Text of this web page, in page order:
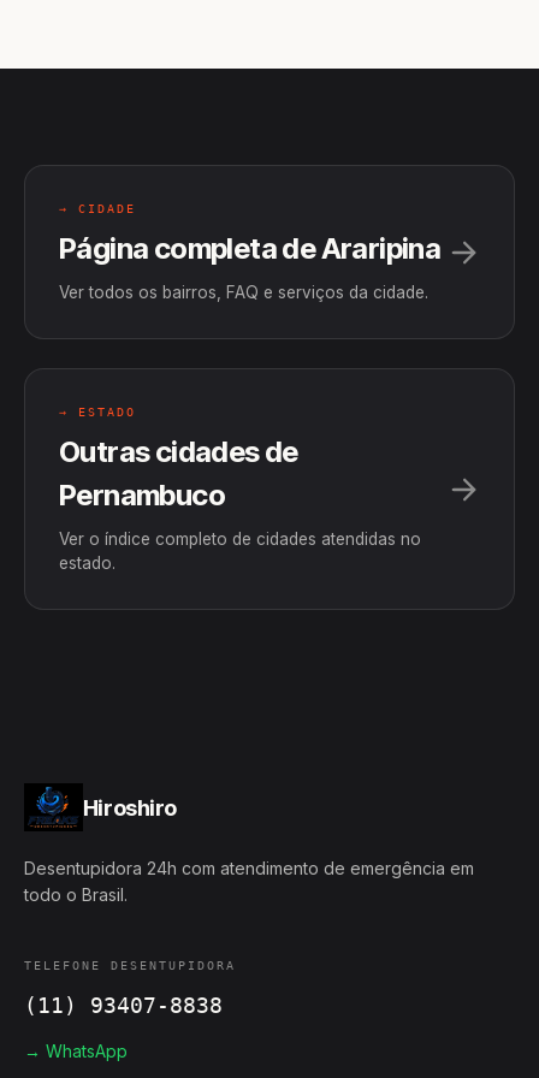
→ CIDADE
Página completa de Araripina
Ver todos os bairros, FAQ e serviços da cidade.
→ ESTADO
Outras cidades de
Pernambuco
Ver o índice completo de cidades atendidas no
estado.
Hiroshiro
Desentupidora 24h com atendimento de emergência em
todo o Brasil.
TELEFONE DESENTUPIDORA
(11) 93407-8838
→ WhatsApp